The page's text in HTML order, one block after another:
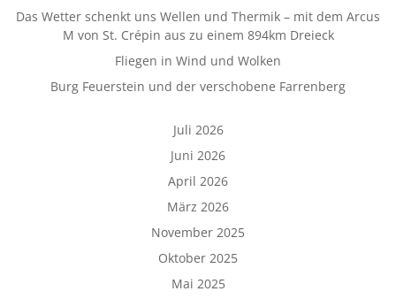
Das Wetter schenkt uns Wellen und Thermik – mit dem Arcus
M von St. Crépin aus zu einem 894km Dreieck
Fliegen in Wind und Wolken
Burg Feuerstein und der verschobene Farrenberg
Juli 2026
Juni 2026
April 2026
März 2026
November 2025
Oktober 2025
Mai 2025